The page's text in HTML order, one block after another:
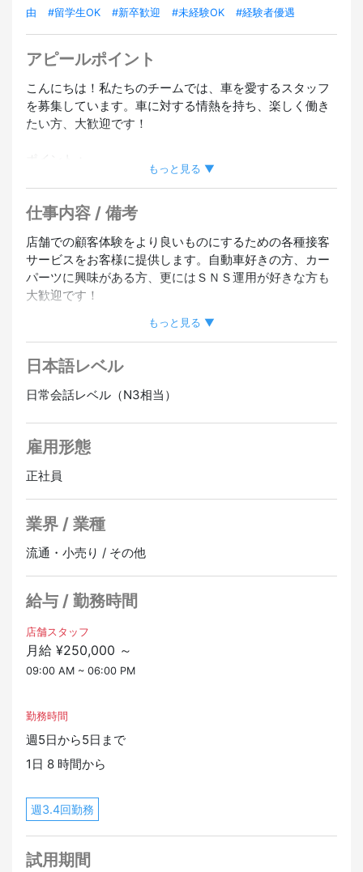
由
#留学生OK #新卒歓迎 #未経験OK #経験者優遇
アピールポイント
こんにちは！私たちのチームでは、車を愛するスタッフ
を募集しています。車に対する情熱を持ち、楽しく働き
たい方、大歓迎です！
車好きにはたまらない環境！
楽しい職場環境！
車好きが集まる職場なので、共通の話題で盛り上がるこ
と間違いなし！
定期的にオフ会イベントや車関連のアクティビティも開
者も大歓迎！
成長機会：自動車業界の最新トレンドやカーパーツに関
クリエイティブな仕事環境：SNS運用やイベント企画な
キャリアアップ：努力と成果が評価される環境で、キャ
リアアップを目指せます。
自動車やカーパーツに対する情熱を活かし、当社で一緒
もっと見る ▼
仕事内容 / 備考
店舗での顧客体験をより良いものにするための各種接客
サービスをお客様に提供します。自動車好きの方、カー
パーツに興味がある方、更にはＳＮＳ運用が好きな方も
大歓迎です！
●各種接客対応（店舗に来店されるお客様への対応、当
ー、各種問い合わせ対応）。
●オフ会・イベント運営補助（自社主催のオフ会の企
画・運営補助、イベント当日の受付・進行補助、参加車
両の写真撮影、オフ会の告知・集客活動）
●自社ブランドＳＮＳの運用（各種ＳＮＳ運用、コンテ
もっと見る ▼
日本語レベル
日常会話レベル（N3相当）
雇用形態
正社員
業界 / 業種
流通・小売り / その他
給与 / 勤務時間
店舗スタッフ
月給 ¥250,000 ～
09:00 AM ~ 06:00 PM
勤務時間
週5日から5日まで
1日 8 時間から
週3.4回勤務
試用期間